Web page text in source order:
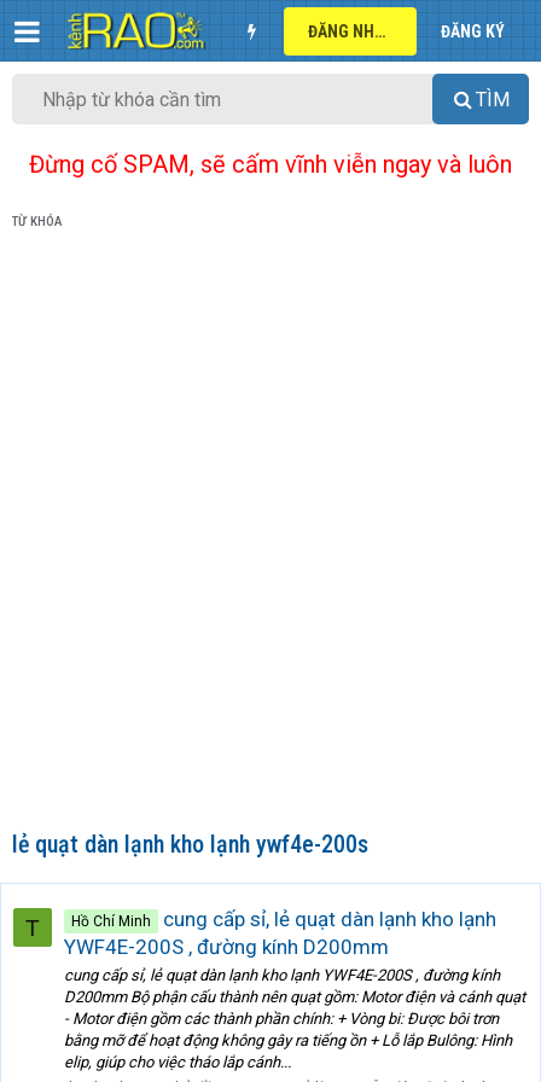
ĐĂNG NHẬP ĐĂNG KÝ
TÌM
Đừng cố SPAM, sẽ cấm vĩnh viễn ngay và luôn
TỪ KHÓA
lẻ quạt dàn lạnh kho lạnh ywf4e-200s
T Hồ Chí Minh
cung cấp sỉ, lẻ quạt dàn lạnh kho lạnh
YWF4E-200S , đường kính D200mm
cung cấp sỉ, lẻ quạt dàn lạnh kho lạnh YWF4E-200S , đường kính
D200mm Bộ phận cấu thành nên quạt gồm: Motor điện và cánh quạt
- Motor điện gồm các thành phần chính: + Vòng bi: Được bôi trơn
bằng mỡ để hoạt động không gây ra tiếng ồn + Lỗ lắp Bulông: Hình
elip, giúp cho việc tháo lắp cánh...